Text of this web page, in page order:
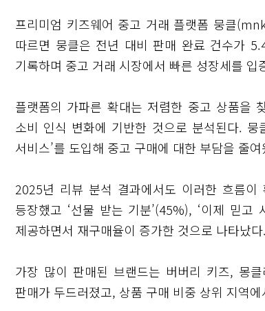
프리미엄 키즈웨어 중고 거래 플랫폼 뭉클
따르면 뭉클은 전년 대비 판매 완료 건수가
기록하며 중고 거래 시장에서 빠른 성장세를 입
플랫폼의 가파른 확대는 저렴한 중고 상품을
소비 인식 변화에 기반한 것으로 분석된다. 뭉
서비스’를 도입해 중고 구매에 대한 부담을 줄여
2025년 리뷰 분석 결과에서도 이러한 흐름이
등장했고 ‘선물 받는 기분’(45%), ‘이제 믿
제공하면서 재구매율이 증가한 것으로 나타났다.
가장 많이 판매된 브랜드는 버버리 키즈, 몽
판매가 두드러졌고, 상품 구매 비중 상위 지역